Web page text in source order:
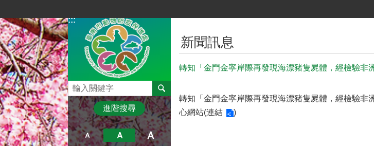
:::
搜尋
進階搜尋
:::
新聞訊息
轉知「金門金寧岸際再發現海漂豬隻屍體，經檢驗非
轉知「金門金寧岸際再發現海漂豬隻屍體，經檢驗非
心網站(連結 )